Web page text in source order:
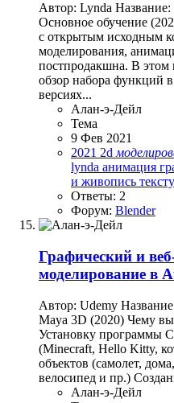
Автор: Lynda
Основное обучение
с открытым исходным
моделирования,
постпродакшна. В этом
обзор набора функций
версиях...
Алан-э-Дейл
Тема
9 Фев 2021
2021 2d
lynda анимация
и живопись
Ответы: 2
Форум: Blender
Графический и
моделирование в
Автор: Udemy
Maya 3D (2020) Чему
Установку программы
(Minecraft, Hello Kitty,
объектов (самолет,
велосипед и пр.)
Алан-э-Дейл